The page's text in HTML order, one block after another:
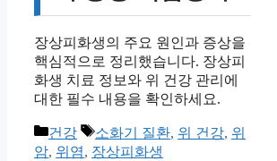
장상피화생의 주요 원인과 증상을
핵심적으로 정리했습니다. 장상피
화생 치료 정보와 위 건강 관리에
대한 필수 내용을 확인하세요.
카
테
건강
태
그
소화기 질환, 위 건강, 위
암, 위염, 장상피화생